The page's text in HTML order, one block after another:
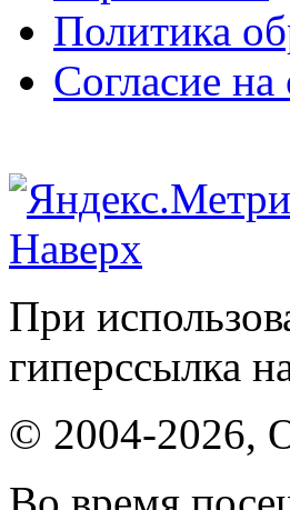
Политика
Согласие
Наверх
При
гиперссылка
© 2004-2026,